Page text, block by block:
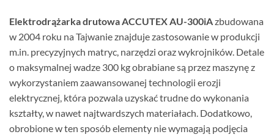
Elektrodrążarka drutowa ACCUTEX AU-300iAzbudowana
w 2004 roku na Tajwanie znajduje zastosowanie w produkcji
m.in. precyzyjnych matryc, narzędzi oraz wykrojników. Detale
o maksymalnej wadze 300 kg obrabiane są przez maszynę z
wykorzystaniem zaawansowanej technologii erozji
elektrycznej, która pozwala uzyskać trudne do wykonania
kształty, w nawet najtwardszych materiałach. Dodatkowo,
obrobione w ten sposób elementy nie wymagają podjęcia